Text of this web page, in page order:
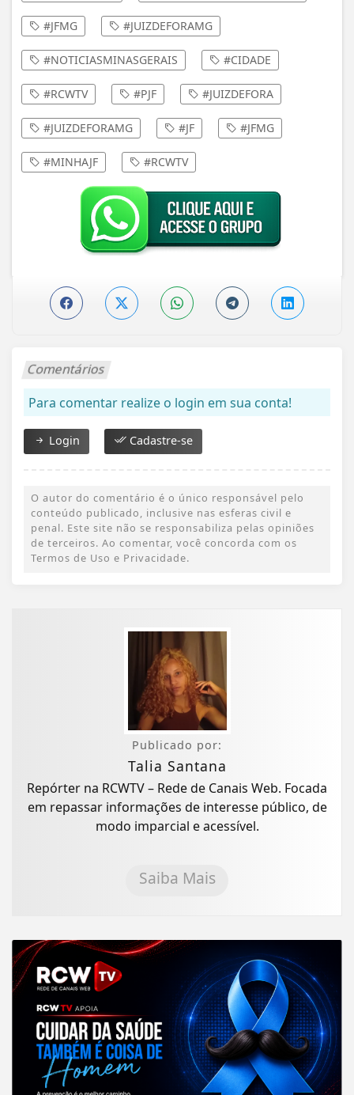
#JFMG #JUIZDEFORAMG
#NOTICIASMINASGERAIS #CIDADE
#RCWTV #PJF #JUIZDEFORA
#JUIZDEFORAMG #JF #JFMG
#MINHAJF #RCWTV
Comentários
Para comentar realize o login em sua conta!
Login Cadastre-se
O autor do comentário é o único responsável pelo
conteúdo publicado, inclusive nas esferas civil e
penal. Este site não se responsabiliza pelas opiniões
de terceiros. Ao comentar, você concorda com os
Termos de Uso e Privacidade.
Publicado por:
Talia Santana
Repórter na RCWTV – Rede de Canais Web. Focada
em repassar informações de interesse público, de
modo imparcial e acessível.
Saiba Mais